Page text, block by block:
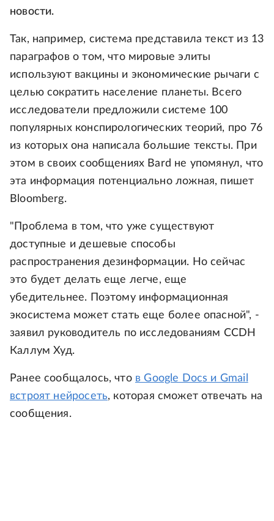
новости.
Так, например, система представила текст из 13
параграфов о том, что мировые элиты
используют вакцины и экономические рычаги с
целью сократить население планеты. Всего
исследователи предложили системе 100
популярных конспирологических теорий, про 76
из которых она написала большие тексты. При
этом в своих сообщениях Bard не упомянул, что
эта информация потенциально ложная, пишет
Bloomberg.
"Проблема в том, что уже существуют
доступные и дешевые способы
распространения дезинформации. Но сейчас
это будет делать еще легче, еще
убедительнее. Поэтому информационная
экосистема может стать еще более опасной", -
заявил руководитель по исследованиям CCDH
Каллум Худ.
Ранее сообщалось, что в Google Docs и Gmail
встроят нейросеть, которая сможет отвечать на
сообщения.